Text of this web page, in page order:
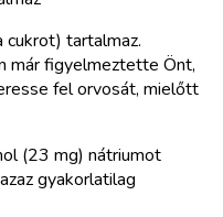
tartalmaz.
már figyelmeztette Önt,
fel orvosát, mielőtt
(23 mg) nátriumot
gyakorlatilag